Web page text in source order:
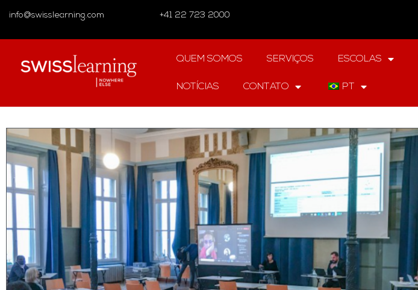
info@swisslearning.com +41 22 723 2000
QUEM SOMOS SERVIÇOS ESCOLAS
NOTÍCIAS CONTATO PT